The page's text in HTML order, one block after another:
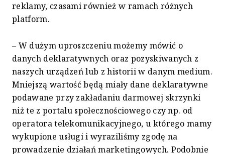
reklamy, czasami również w ramach różnych
platform.
– W dużym uproszczeniu możemy mówić o
danych deklaratywnych oraz pozyskiwanych z
naszych urządzeń lub z historii w danym medium.
Mniejszą wartość będą miały dane deklaratywne
podawane przy zakładaniu darmowej skrzynki
niż te z portalu społecznościowego czy np. od
operatora telekomunikacyjnego, u którego mamy
wykupione usługi i wyraziliśmy zgodę na
prowadzenie działań marketingowych. Podobnie